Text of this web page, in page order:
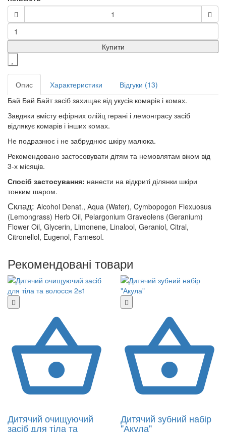
Купити
Опис Характеристики
Відгуки (13)
Бай Бай Байт засіб захищає від укусів комарів і комах.
Завдяки вмісту ефірних олійц герані і лемонграсу засіб
відлякує комарів і інших комах.
Не подразнює і не забруднює шкіру малюка.
Рекомендовано застосовувати дітям та немовлятам віком від
3-х місяців.
Спосіб застосування: нанести на відкриті ділянки шкіри
тонким шаром.
Склад: Alcohol Denat., Aqua (Water), Cymbopogon Flexuosus
(Lemongrass) Herb Oil, Pelargonium Graveolens (Geranium)
Flower Oil, Glycerin, Limonene, Linalool, Geraniol, Citral,
Citronellol, Eugenol, Farnesol.
Рекомендовані товари
Дитячий очищуючий
засіб для тіла та
Дитячий зубний набір
"Акула"